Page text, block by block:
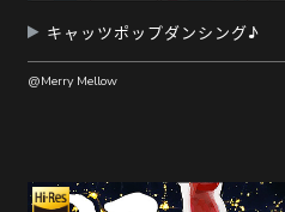
キャッツポップダンシング♪
@Merry Mellow